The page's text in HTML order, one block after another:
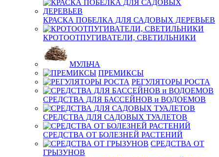
КРАСКА ПОБЕЛКА ДЛЯ САДОВЫХ ДЕРЕВЬЕВ
КРОТООТПУГИВАТЕЛИ, СВЕТИЛЬНИКИ
МУЛЬЧА
ПРЕМИКСЫ
РЕГУЛЯТОРЫ РОСТА
СРЕДСТВА ДЛЯ БАССЕЙНОВ и ВОДОЕМОВ
СРЕДСТВА ДЛЯ САДОВЫХ ТУАЛЕТОВ
СРЕДСТВА ОТ БОЛЕЗНЕЙ РАСТЕНИЙ
СРЕДСТВА ОТ
ГРЫЗУНОВ